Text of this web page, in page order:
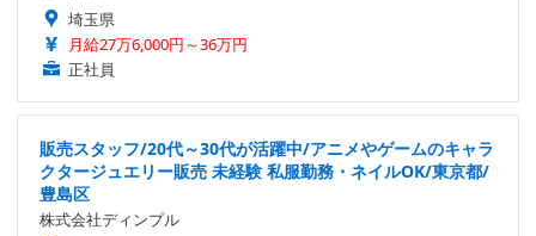
埼玉県
月給27万6,000円～36万円
正社員
販売スタッフ/20代～30代が活躍中/アニメやゲームのキャラ
クタージュエリー販売 未経験 私服勤務・ネイルOK/東京都/
豊島区
株式会社ディンプル